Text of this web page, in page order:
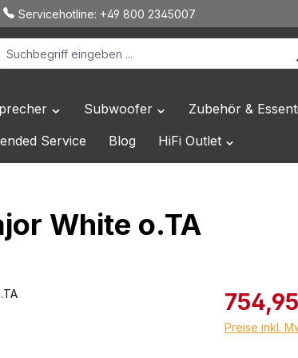
Servicehotline: +49 800 2345007
Kategorie Hersteller
das Dropdown der Kategorie HiFi Elektronik
Öffne oder Schließe das Dropdown der
Subwoofer Öffne oder Schließe das
Zubehör &
Service Blog HiFi Outlet Öffne oder
White o.TA
Verkaufspreis:
Preise inkl.